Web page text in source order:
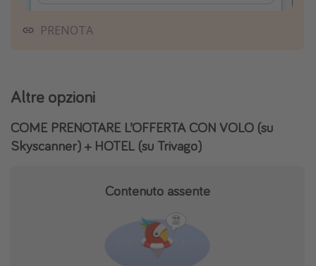
PRENOTA
Altre opzioni
COME PRENOTARE L’OFFERTA CON VOLO (su
Skyscanner) + HOTEL (su Trivago)
Contenuto assente